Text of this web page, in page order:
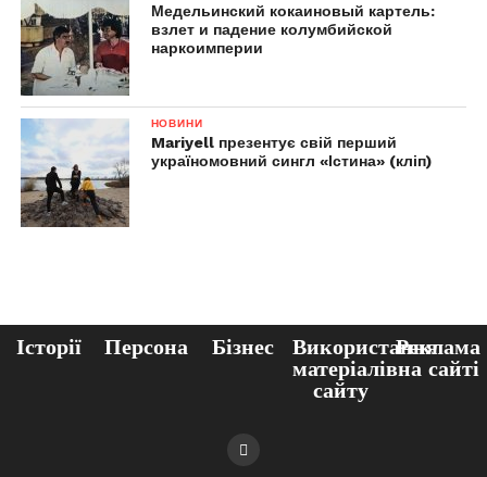
Медельинский кокаиновый картель:
взлет и падение колумбийской
наркоимперии
НОВИНИ
Mariyell презентує свій перший
україномовний сингл «Істина» (кліп)
Історії Персона Бізнес
Використання
матеріалів
сайту
Реклама
на сайті